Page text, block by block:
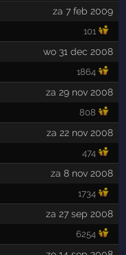
za 7 feb 2009
101
wo 31 dec 2008
1864
za 29 nov 2008
808
za 22 nov 2008
474
za 8 nov 2008
1734
za 27 sep 2008
6254